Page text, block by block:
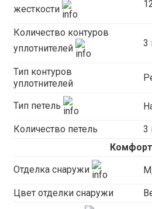
жесткости
Количество контуров
уплотнителей
3
Тип контуров
уплотнителей
Тип петель
Количество петель
3
Комфорт
Отделка снаружи
Цвет отделки снаружи